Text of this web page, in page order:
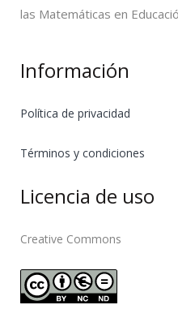
las Matemáticas en
Información
Política de privacidad
Términos y condiciones
Licencia de uso
Creative Commons